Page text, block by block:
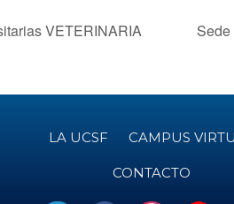
VETERINARIA
LA UCSF CAMPUS
CONTACTO